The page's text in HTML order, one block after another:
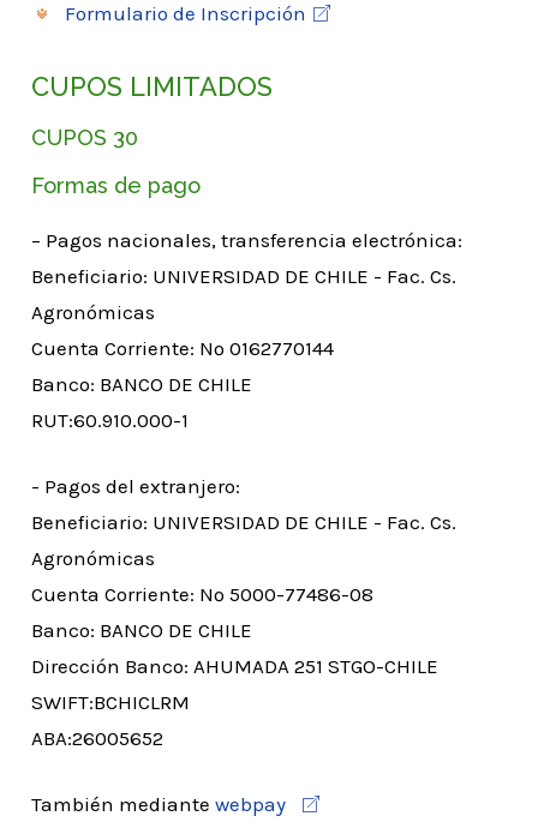
Formulario de Inscripción
CUPOS LIMITADOS
CUPOS 30
Formas de pago
– Pagos nacionales, transferencia electrónica:
Beneficiario: UNIVERSIDAD DE CHILE - Fac. Cs.
Agronómicas
Cuenta Corriente: Nº 0162770144
Banco: BANCO DE CHILE
RUT:60.910.000-1
- Pagos del extranjero:
Beneficiario: UNIVERSIDAD DE CHILE - Fac. Cs.
Agronómicas
Cuenta Corriente: Nº 5000-77486-08
Banco: BANCO DE CHILE
Dirección Banco: AHUMADA 251 STGO-CHILE
SWIFT:BCHICLRM
ABA:26005652
También mediantewebpay